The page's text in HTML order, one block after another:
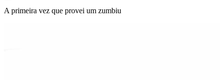
A primeira vez que provei um zumbiu